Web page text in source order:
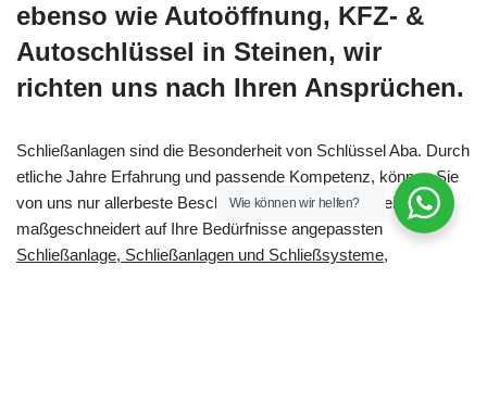
ebenso wie Autoöffnung, KFZ- &
Autoschlüssel in Steinen, wir
richten uns nach Ihren Ansprüchen.
Schließanlagen sind die Besonderheit von Schlüssel Aba. Durch
etliche Jahre Erfahrung und passende Kompetenz, können Sie
von uns nur allerbeste Beschaffenheit erwarten. Mit einem
maßgeschneidert auf Ihre Bedürfnisse angepassten
Schließanlage, Schließanlagen und Schließsysteme,
Wie können wir helfen?